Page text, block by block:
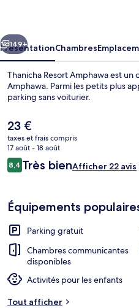
Suivant
149+
PrésentationChambres
Thanicha Resort Amphawa est
Amphawa. Parmi les petits plus
parking sans voiturier.
Le
prix
actuel
est
de
23 €
taxes et frais compris
17 août - 18 août
Avis
voyageurs
8,48,4 sur 10
Très bienAfficher 22 avis
Équipements
Parking gratuit
Chambres communicantes
disponibles
Activités pour les enfants
Tout afficher